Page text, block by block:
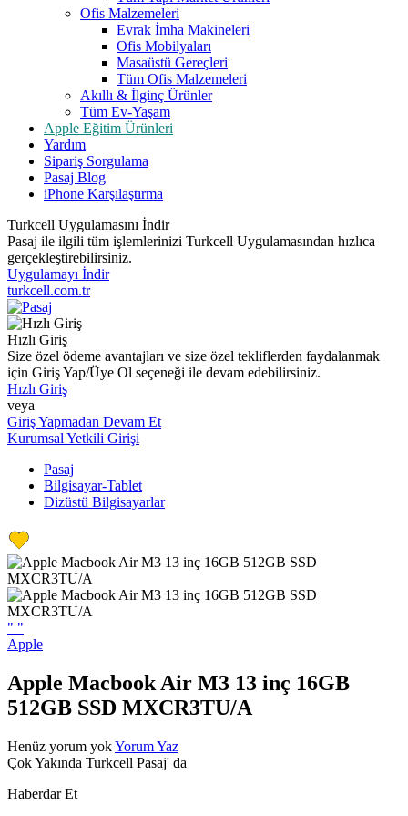
Ofis Malzemeleri
Evrak İmha Makineleri
Ofis Mobilyaları
Masaüstü Gereçleri
Tüm Ofis Malzemeleri
Akıllı & İlginç Ürünler
Tüm Ev-Yaşam
Apple Eğitim Ürünleri
Yardım
Sipariş Sorgulama
Pasaj Blog
iPhone Karşılaştırma
Turkcell Uygulamasını İndir
Pasaj ile ilgili tüm işlemlerinizi Turkcell Uygulamasından hızlıca
gerçekleştirebilirsiniz.
Uygulamayı İndir
turkcell.com.tr
Hızlı Giriş
Size özel ödeme avantajları ve size özel tekliflerden faydalanmak
için Giriş Yap/Üye Ol seçeneği ile devam edebilirsiniz.
Hızlı Giriş
veya
Giriş Yapmadan Devam Et
Kurumsal Yetkili Girişi
Pasaj
Bilgisayar-Tablet
Dizüstü Bilgisayarlar
" "
Apple
Apple Macbook Air M3 13 inç 16GB
512GB SSD MXCR3TU/A
Henüz yorum yokYorum Yaz
Çok Yakında Turkcell Pasaj' da
Haberdar Et